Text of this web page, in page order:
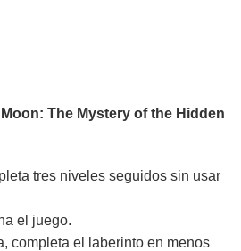
The Mystery of the Hidden
tres niveles seguidos sin usar
el juego.
completa el laberinto en menos